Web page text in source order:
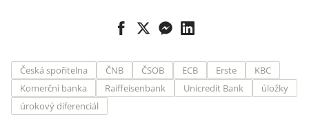
Česká spořitelna ČNB ČSOB ECB Erste
KBC
Komerční banka
Raiffeisenbank Unicredit Bank
úložky
úrokový diferenciál